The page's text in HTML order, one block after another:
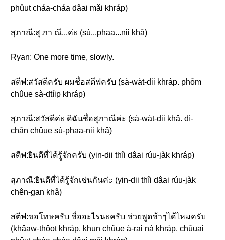
phûut cháa-cháa dâai mǎi khráp)
สุภาณี:สุ ภา ณี...ค่ะ (sù...phaa...nii khâ)
Ryan: One more time, slowly.
สตีฟ:สวัสดีครับ ผมชื่อสตีฟครับ (sà-wàt-dii khráp. phǒm
chûue sà-dtíip khráp)
สุภาณี:สวัสดีค่ะ ดิฉันชื่อสุภาณีค่ะ (sà-wàt-dii khâ. dì-
chǎn chûue sù-phaa-nii khâ)
สตีฟ:ยินดีที่ได้รู้จักครับ (yin-dii thîi dâai rúu-jàk khráp)
สุภาณี:ยินดีที่ได้รู้จักเช่นกันค่ะ (yin-dii thîi dâai rúu-jàk
chên-gan khâ)
สตีฟ:ขอโทษครับ ชื่ออะไรนะครับ ช่วยพูดช้าๆได้ไหมครับ
(khǎaw-thôot khráp. khun chûue à-rai ná khráp. chûuai